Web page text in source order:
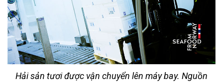
Hải sản tươi được vận chuyển lên máy bay. Nguồn